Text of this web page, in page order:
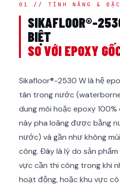
01 // TÍNH NĂNG &
SIKAFLOOR®-
BIỆT
SO VỚI EPOXY
Sikafloor®-2530 W là hệ
tán trong nước
dung môi hoặc epoxy 100%
này pha loãng được bằng
nước) và gần như không
công. Đây là lý do sản
vực cần thi công trong khi
hoạt động, hoặc khu vực